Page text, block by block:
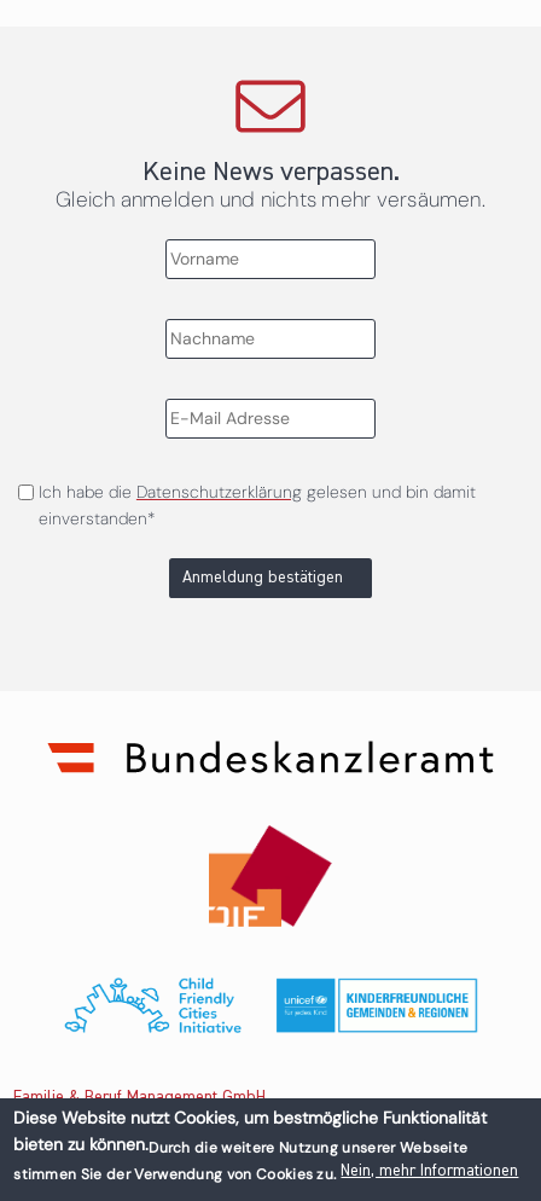
Keine News verpassen.
Gleich anmelden und nichts mehr versäumen.
Ich habe die Datenschutzerklärunggelesen und bin damit
einverstanden*
Anmeldung bestätigen
Familie & Beruf Management GmbH
Untere Donaustraße 13-15/3 1020 Wien, Austria
+43 1 218 50 70
Diese Website nutzt Cookies, um bestmögliche Funktionalität
bieten zu können.Durch die weitere Nutzung unserer Webseite
stimmen Sie der Verwendung von Cookies zu. Nein, mehr Informationen